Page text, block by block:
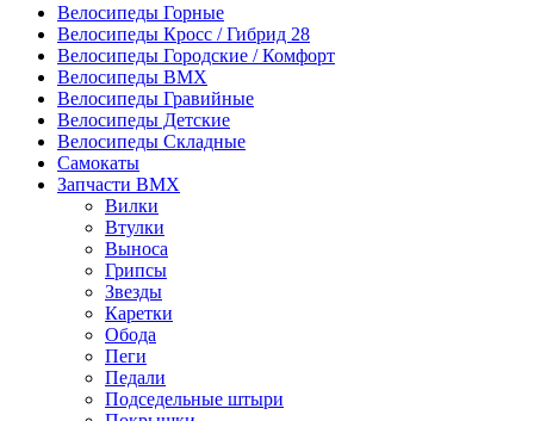
Велосипеды Горные
Велосипеды Кросс / Гибрид 28
Велосипеды Городские / Комфорт
Велосипеды BMX
Велосипеды Гравийные
Велосипеды Детские
Велосипеды Складные
Самокаты
Запчасти BMX
Вилки
Втулки
Выноса
Грипсы
Звезды
Каретки
Обода
Пеги
Педали
Подседельные штыри